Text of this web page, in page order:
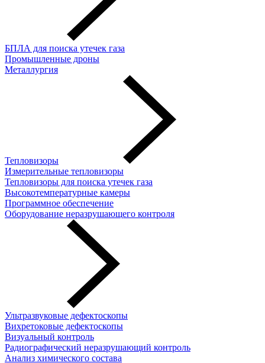
БПЛА для поиска утечек газа
Промышленные дроны
Металлургия
Тепловизоры
Измерительные тепловизоры
Тепловизоры для поиска утечек газа
Высокотемпературные камеры
Программное обеспечение
Оборудование неразрушающего контроля
Ультразвуковые дефектоскопы
Вихретоковые дефектоскопы
Визуальный контроль
Радиографический неразрушающий контроль
Анализ химического состава